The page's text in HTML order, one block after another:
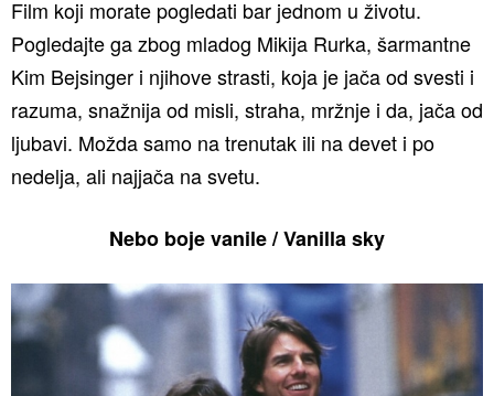
Film koji morate pogledati bar jednom u životu.
Pogledajte ga zbog mladog Mikija Rurka, šarmantne
Kim Bejsinger i njihove strasti, koja je jača od svesti i
razuma, snažnija od misli, straha, mržnje i da, jača od
ljubavi. Možda samo na trenutak ili na devet i po
nedelja, ali najjača na svetu.
Nebo boje vanile / Vanilla sky